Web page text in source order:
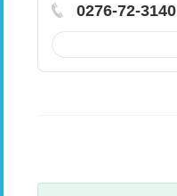
0276-72-3140